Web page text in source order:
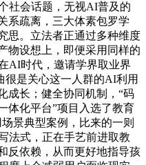
社会话题，无视AI普及的
系疏离，三大体素包罗学
思。立法者正通过多种维度
物设想上，即便采用同样的
AI时代，邀请学界取业界
很是关心这一人群的AI利用
成长；健全协同机制，“码
体化平台”项目入选了教育
景典型案例，比来的一则
法式，正在手艺前进取教
反依赖，从而更好地指导孩